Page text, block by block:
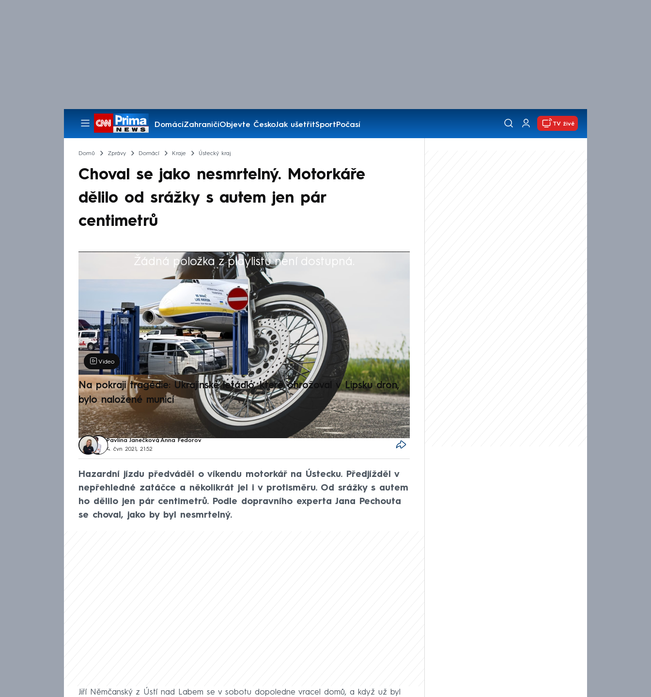
DomácíZahraničíObjevte ČeskoJak ušetřitSportPočasí
Pořady
TV živě
Domů Zprávy Domácí Kraje Ústecký kraj
Choval se jako nesmrtelný. Motorkáře
dělilo od srážky s autem jen pár
centimetrů
Žádná položka z playlistu není dostupná.
Výběr redakce
Video
Na pokraji tragédie: Ukrajinské letadlo, které ohrožoval v Lipsku dron,
bylo naložené municí
Pavlína Janečková, Anna Fedorov
4. čvn 2021, 21:52
Hazardní jízdu předváděl o víkendu motorkář na Ústecku. Předjížděl v
nepřehledné zatáčce a několikrát jel i v protisměru. Od srážky s autem
ho dělilo jen pár centimetrů. Podle dopravního experta Jana Pechouta
se choval, jako by byl nesmrtelný.
Jiří Němčanský z Ústí nad Labem se v sobotu dopoledne vracel domů, a když už byl